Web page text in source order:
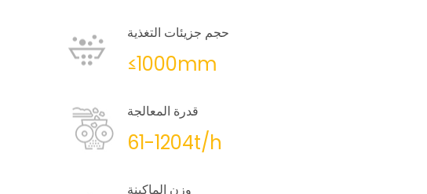
حجم جزيئات التغذية
≤1000mm
قدرة المعالجة
61-1204t/h
وزن الماكينة